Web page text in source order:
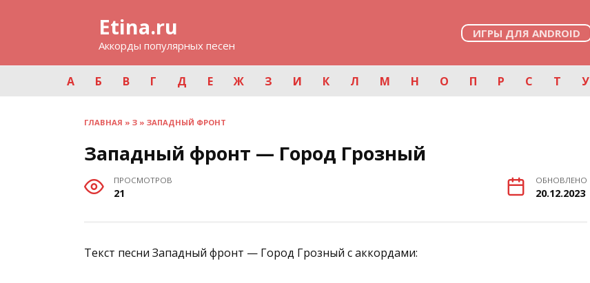
Etina.ru
Аккорды популярных песен
ИГРЫ ДЛЯ ANDROID
А Б В Г Д Е Ж З И К Л М Н О П Р С Т У
ГЛАВНАЯ » З » ЗАПАДНЫЙ ФРОНТ
Западный фронт — Город Грозный
ПРОСМОТРОВ
21
ОБНОВЛЕНО
20.12.2023
Текст песни Западный фронт — Город Грозный с аккордами: